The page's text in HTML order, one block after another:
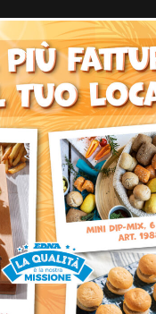
mondo
a cura di
SpA